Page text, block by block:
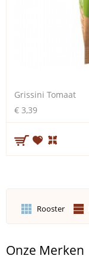
Grissini Tomaat
€ 3,39
Rooster
Onze Merken